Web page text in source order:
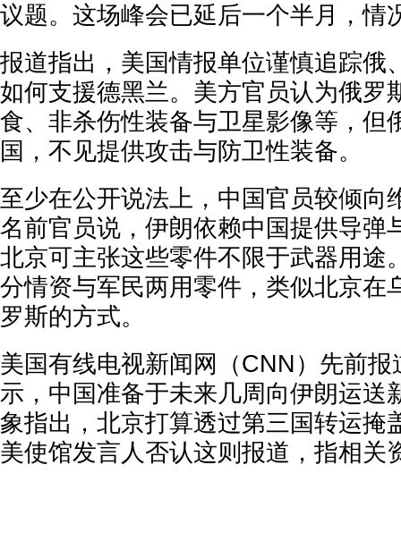
议题。这场峰会已延后一个半月，情
报道指出，美国情报单位谨慎追踪俄
如何支援德黑兰。美方官员认为俄罗
食、非杀伤性装备与卫星影像等，但
国，不见提供攻击与防卫性装备。
至少在公开说法上，中国官员较倾向
名前官员说，伊朗依赖中国提供导弹
北京可主张这些零件不限于武器用途
分情资与军民两用零件，类似北京在
罗斯的方式。
美国有线电视新闻网（CNN）先前报
示，中国准备于未来几周向伊朗运送
象指出，北京打算透过第三国转运掩
美使馆发言人否认这则报道，指相关